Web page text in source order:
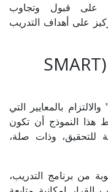
على قبول وتجاوب
على أهداف التدريب
4. اختيار "أهداف ذكية" (SMART
بالمعايير التي
هذا النموذج أن تكون
للتحقيق، وذات صلة،
من برنامج التدريب،